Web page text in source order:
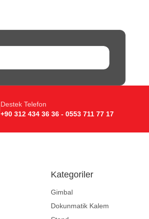
Destek Telefon
+90 312 434 36 36 - 0553 711 77 17
Kategoriler
Gimbal
Dokunmatik Kalem